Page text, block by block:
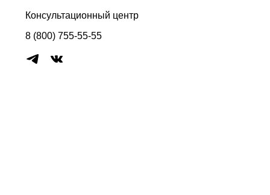
Консультационный центр
8 (800) 755-55-55